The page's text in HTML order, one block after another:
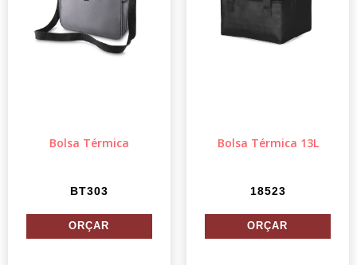
Bolsa Térmica
BT303
Bolsa Térmica 13L
18523